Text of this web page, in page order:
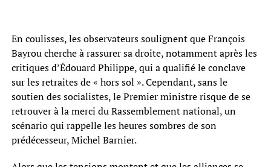
En coulisses, les observateurs soulignent que François
Bayrou cherche à rassurer sa droite, notamment après les
critiques d’Édouard Philippe, qui a qualifié le conclave
sur les retraites de « hors sol ». Cependant, sans le
soutien des socialistes, le Premier ministre risque de se
retrouver à la merci du Rassemblement national, un
scénario qui rappelle les heures sombres de son
prédécesseur, Michel Barnier.